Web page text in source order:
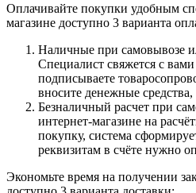
Оплачивайте покупки удобным
магазине доступно 3 варианта
Наличные при самовывозе
Специалист свяжется с
подписываете
вносите денежные средства,
Безналичный расчет при
интернет-магазине на
покупку, система
реквизитам в счёте нужно
Экономьте время на получении